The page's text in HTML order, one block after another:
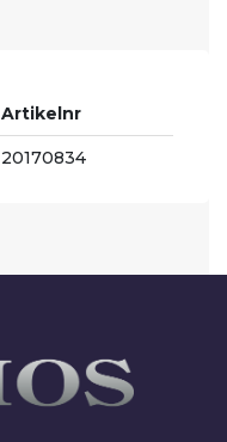
Artikelnr
20170834